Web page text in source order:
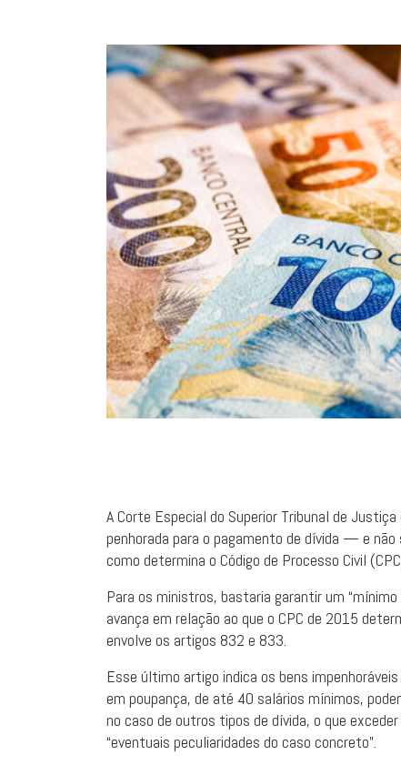
A Corte Especial do Superior Tribunal de
penhorada para o pagamento de dívida — e
como determina o Código de Processo Civil
Para os ministros, bastaria garantir um
avança em relação ao que o CPC de 2015
envolve os artigos 832 e 833.
Esse último artigo indica os bens
em poupança, de até 40 salários mínimos,
no caso de outros tipos de dívida, o que
“eventuais peculiaridades do caso concreto”.